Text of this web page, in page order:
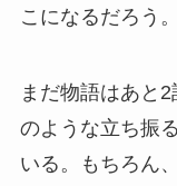
こになるだろう。
まだ物語はあと
のような立ち振
いる。もちろん